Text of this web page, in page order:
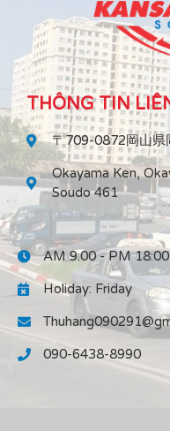
THÔNG TIN
〒709-0872岡山県
Okayama Ken,
Soudo 461
AM 9:00 - PM 18:00
Holiday: Friday
090-6438-8990